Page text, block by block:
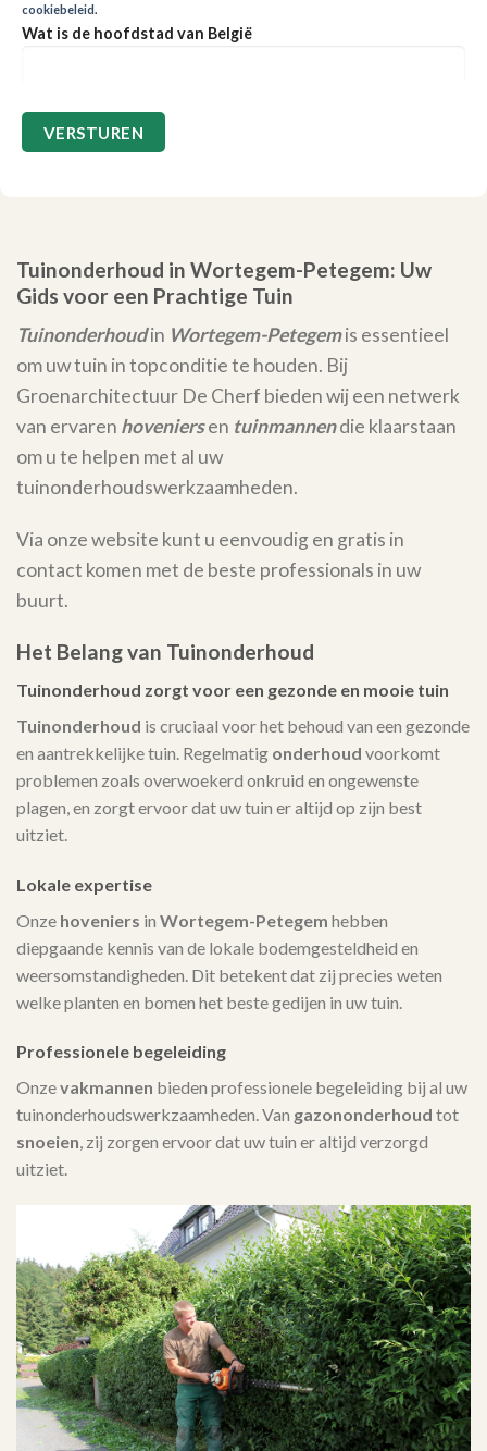
cookiebeleid.
Wat is de hoofdstad van België
Tuinonderhoud in Wortegem-Petegem: Uw
Gids voor een Prachtige Tuin
Tuinonderhoudin Wortegem-Petegemis essentieel
om uw tuin in topconditie te houden. Bij
Groenarchitectuur De Cherf bieden wij een netwerk
van ervaren hoveniersen tuinmannendie klaarstaan
om u te helpen met al uw
tuinonderhoudswerkzaamheden.
Via onze website kunt u eenvoudig en gratis in
contact komen met de beste professionals in uw
buurt.
Het Belang van Tuinonderhoud
Tuinonderhoud zorgt voor een gezonde en mooie tuin
Tuinonderhoud is cruciaal voor het behoud van een gezonde
en aantrekkelijke tuin. Regelmatig onderhoud voorkomt
problemen zoals overwoekerd onkruid en ongewenste
plagen, en zorgt ervoor dat uw tuin er altijd op zijn best
uitziet.
Lokale expertise
Onze hoveniers in Wortegem-Petegem hebben
diepgaande kennis van de lokale bodemgesteldheid en
weersomstandigheden. Dit betekent dat zij precies weten
welke planten en bomen het beste gedijen in uw tuin.
Professionele begeleiding
Onzevakmannen bieden professionele begeleiding bij al uw
tuinonderhoudswerkzaamheden. Van gazononderhoud tot
snoeien, zij zorgen ervoor dat uw tuin er altijd verzorgd
uitziet.